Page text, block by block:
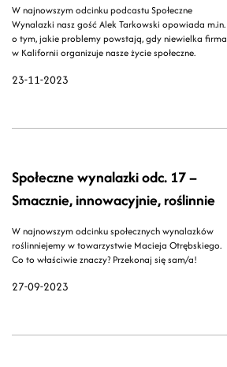
23-11-2023
W najnowszym odcinku podcastu Społeczne
Wynalazki nasz gość Alek Tarkowski opowiada m.in.
o tym, jakie problemy powstają, gdy niewielka firma
w Kalifornii organizuje nasze życie społeczne.
27-09-2023
Społeczne wynalazki odc. 17 –
Smacznie, innowacyjnie, roślinnie
W najnowszym odcinku społecznych wynalazków
roślinniejemy w towarzystwie Macieja Otrębskiego.
Co to właściwie znaczy? Przekonaj się sam/a!